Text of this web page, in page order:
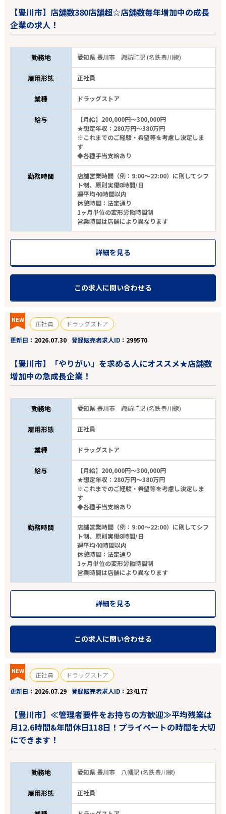
【豊川市】店舗数380店舗超☆店舗数毎年増加中の成長
企業の求人！
勤務地 愛知県 豊川市諏訪町駅 (名鉄豊川線)
雇用形態 正社員
業種 ドラッグストア
給与
【月給】200,000円～300,000円
★想定年収：280万円～380万円
※これまでのご経験・希望等を考慮し決定しま
す
◆各種手当支給あり
勤務時間
店舗営業時間（例：9:00～22:00）に則してシフ
ト制、原則実働8時間/日
週平均40時間以内
休憩時間：法定通り
1ヶ月単位の変形労働時間制
営業時間は店舗により異なります
詳細を見る
この求人に問い合わせる
NEW 正社員
ドラッグストア
更新日
2026.07.30 登録販売者求人ID 299570
【豊川市】「やりがい」を求める人にオススメ★店舗数
増加中の急成長企業！
勤務地 愛知県 豊川市諏訪町駅 (名鉄豊川線)
雇用形態 正社員
業種 ドラッグストア
給与
【月給】200,000円～300,000円
★想定年収：280万円～380万円
※これまでのご経験・希望等を考慮し決定しま
す
◆各種手当支給あり
勤務時間
店舗営業時間（例：9:00～22:00）に則してシフ
ト制、原則実働8時間/日
週平均40時間以内
休憩時間：法定通り
1ヶ月単位の変形労働時間制
営業時間は店舗により異なります
詳細を見る
この求人に問い合わせる
NEW 正社員
ドラッグストア
更新日
2026.07.29 登録販売者求人ID 234177
【豊川市】≪管理者要件をお持ちの方歓迎≫平均残業は
月12.6時間&年間休日118日！プライベートの時間を大切
にできます！
勤務地 愛知県 豊川市 八幡駅 (名鉄豊川線)
雇用形態 正社員